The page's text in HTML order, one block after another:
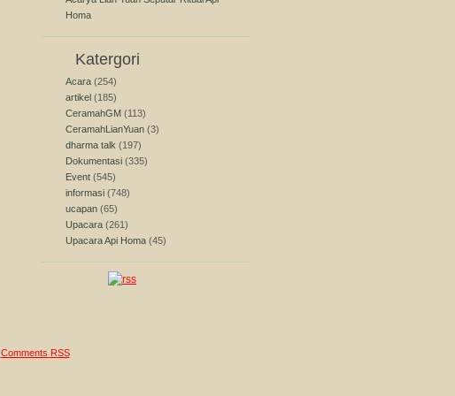
Homa
Katergori
Acara (254)
artikel (185)
CeramahGM (113)
CeramahLianYuan (3)
dharma talk (197)
Dokumentasi (335)
Event (545)
informasi (748)
ucapan (65)
Upacara (261)
Upacara Api Homa (45)
Comments RSS